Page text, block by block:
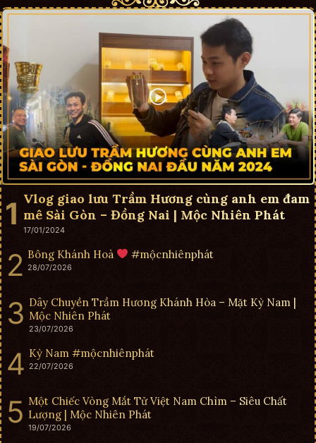
Vlog giao lưu Trầm Hương cùng anh em đam
mê Sài Gòn – Đồng Nai | Mộc Nhiên Phát
17/01/2024
Bông Khánh Hoà #mộcnhiênphát
28/07/2026
Dây Chuyền Trầm Hương Khánh Hòa – Mặt Kỳ Nam |
Mộc Nhiên Phát
23/07/2026
Kỳ Nam #mộcnhiênphát
22/07/2026
Một Chiếc Vòng Mắt Tử Việt Nam Chìm – Siêu Chất
Lượng | Mộc Nhiên Phát
19/07/2026